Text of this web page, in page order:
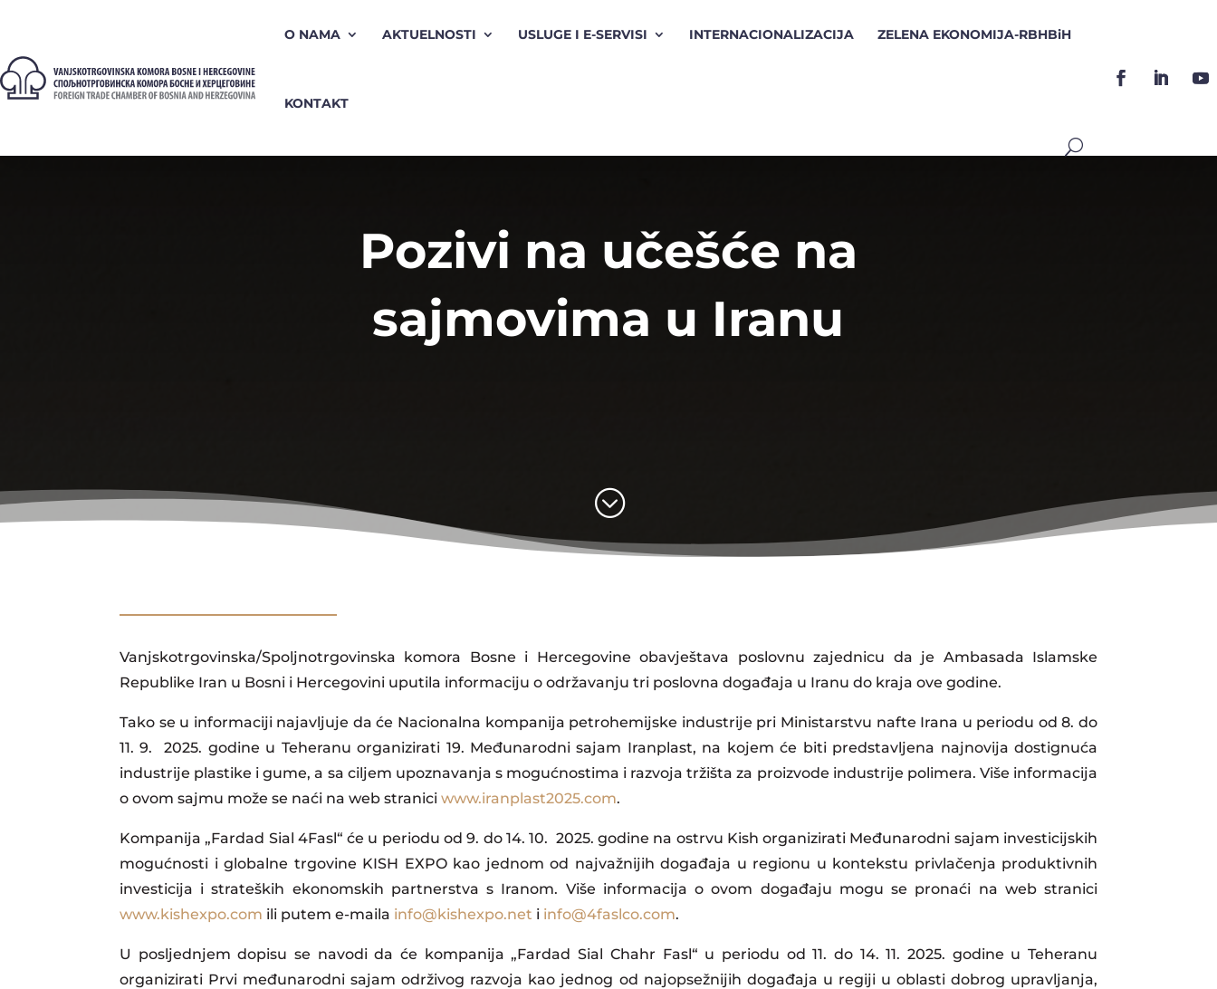
O NAMA AKTUELNOSTI USLUGE I E-SERVISI INTERNACIONALIZACIJA ZELENA EKONOMIJA-RBHBiH
KONTAKT
Pozivi na učešće na
sajmovima u Iranu
;
Vanjskotrgovinska/Spoljnotrgovinska komora Bosne i Hercegovine obavještava poslovnu zajednicu da je Ambasada Islamske
Republike Iran u Bosni i Hercegovini uputila informaciju o održavanju tri poslovna događaja u Iranu do kraja ove godine.
Tako se u informaciji najavljuje da će Nacionalna kompanija petrohemijske industrije pri Ministarstvu nafte Irana u periodu od 8. do
11. 9. 2025. godine u Teheranu organizirati 19. Međunarodni sajam Iranplast, na kojem će biti predstavljena najnovija dostignuća
industrije plastike i gume, a sa ciljem upoznavanja s mogućnostima i razvoja tržišta za proizvode industrije polimera. Više informacija
o ovom sajmu može se naći na web stranici www.iranplast2025.com.
Kompanija „Fardad Sial 4Fasl“ će u periodu od 9. do 14. 10. 2025. godine na ostrvu Kish organizirati Međunarodni sajam investicijskih
mogućnosti i globalne trgovine KISH EXPO kao jednom od najvažnijih događaja u regionu u kontekstu privlačenja produktivnih
investicija i strateških ekonomskih partnerstva s Iranom. Više informacija o ovom događaju mogu se pronaći na web stranici
www.kishexpo.com ili putem e-maila info@kishexpo.net i info@4faslco.com.
U posljednjem dopisu se navodi da će kompanija „Fardad Sial Chahr Fasl“ u periodu od 11. do 14. 11. 2025. godine u Teheranu
organizirati Prvi međunarodni sajam održivog razvoja kao jednog od najopsežnijih događaja u regiji u oblasti dobrog upravljanja,